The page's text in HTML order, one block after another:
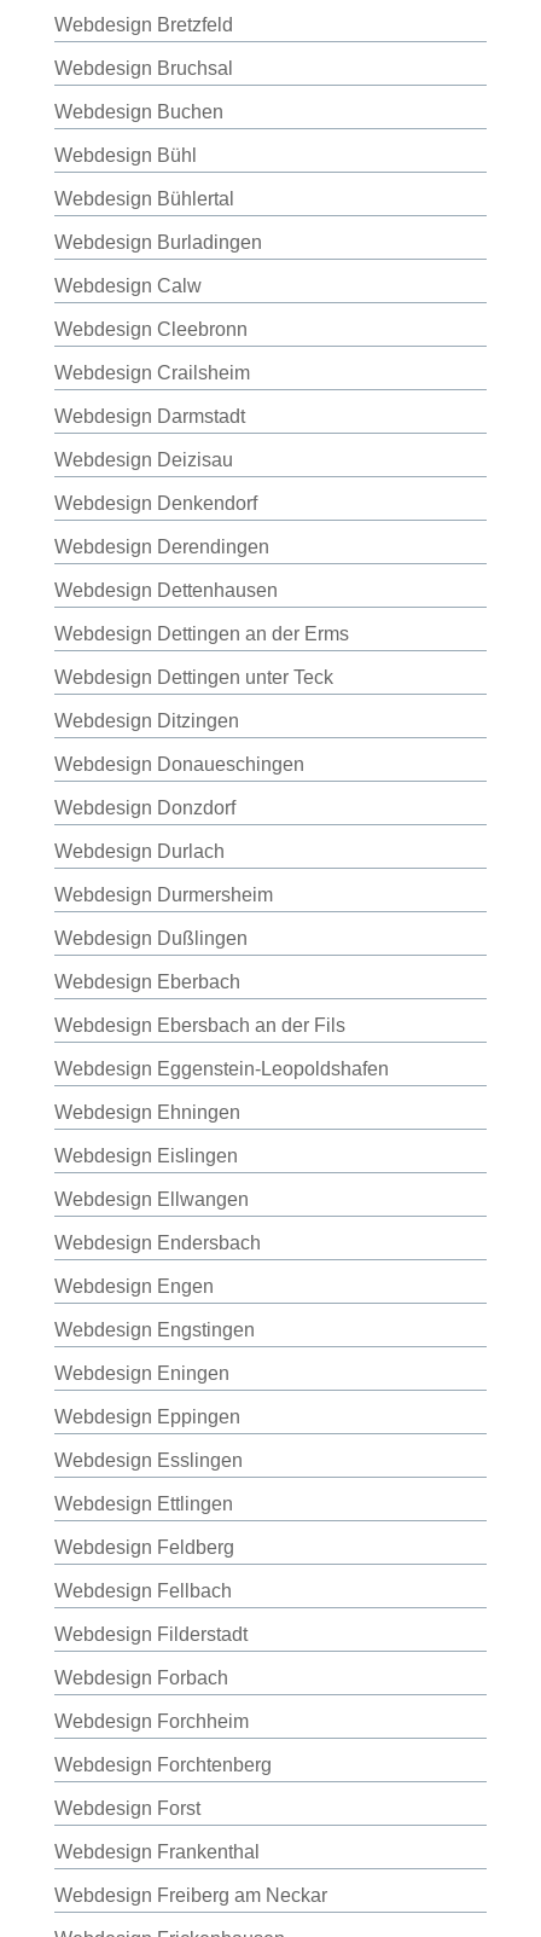
Webdesign Bretzfeld
Webdesign Bruchsal
Webdesign Buchen
Webdesign Bühl
Webdesign Bühlertal
Webdesign Burladingen
Webdesign Calw
Webdesign Cleebronn
Webdesign Crailsheim
Webdesign Darmstadt
Webdesign Deizisau
Webdesign Denkendorf
Webdesign Derendingen
Webdesign Dettenhausen
Webdesign Dettingen an der Erms
Webdesign Dettingen unter Teck
Webdesign Ditzingen
Webdesign Donaueschingen
Webdesign Donzdorf
Webdesign Durlach
Webdesign Durmersheim
Webdesign Dußlingen
Webdesign Eberbach
Webdesign Ebersbach an der Fils
Webdesign Eggenstein-Leopoldshafen
Webdesign Ehningen
Webdesign Eislingen
Webdesign Ellwangen
Webdesign Endersbach
Webdesign Engen
Webdesign Engstingen
Webdesign Eningen
Webdesign Eppingen
Webdesign Esslingen
Webdesign Ettlingen
Webdesign Feldberg
Webdesign Fellbach
Webdesign Filderstadt
Webdesign Forbach
Webdesign Forchheim
Webdesign Forchtenberg
Webdesign Forst
Webdesign Frankenthal
Webdesign Freiberg am Neckar